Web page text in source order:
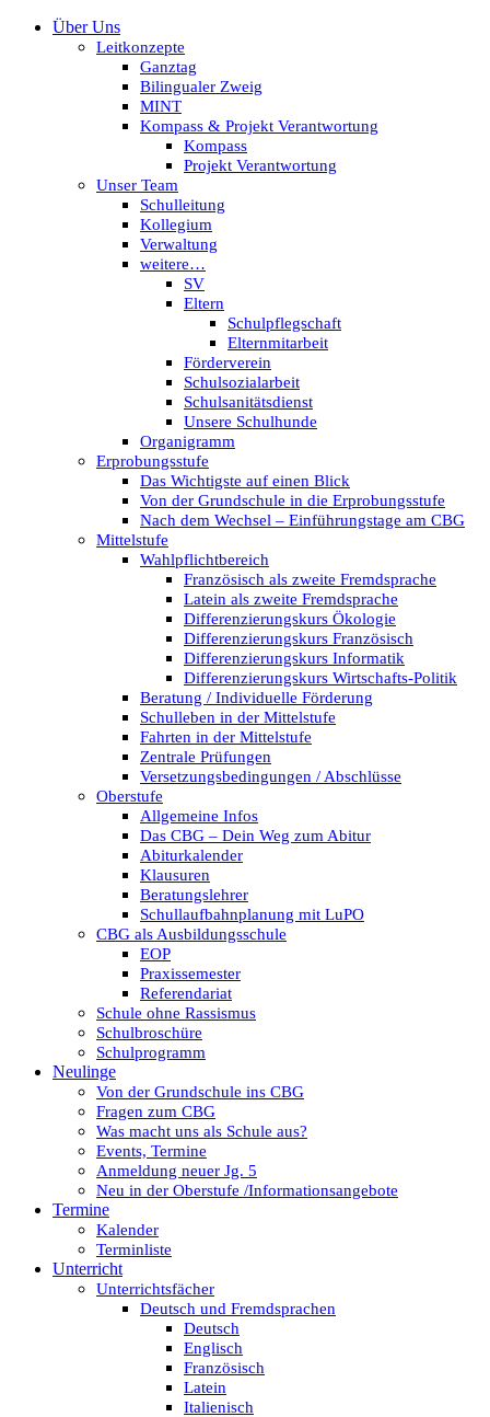
Über Uns
Leitkonzepte
Ganztag
Bilingualer Zweig
MINT
Kompass & Projekt Verantwortung
Kompass
Projekt Verantwortung
Unser Team
Schulleitung
Kollegium
Verwaltung
weitere…
SV
Eltern
Schulpflegschaft
Elternmitarbeit
Förderverein
Schulsozialarbeit
Schulsanitätsdienst
Unsere Schulhunde
Organigramm
Erprobungsstufe
Das Wichtigste auf einen Blick
Von der Grundschule in die Erprobungsstufe
Nach dem Wechsel – Einführungstage am CBG
Mittelstufe
Wahlpflichtbereich
Französisch als zweite Fremdsprache
Latein als zweite Fremdsprache
Differenzierungskurs Ökologie
Differenzierungskurs Französisch
Differenzierungskurs Informatik
Differenzierungskurs Wirtschafts-Politik
Beratung / Individuelle Förderung
Schulleben in der Mittelstufe
Fahrten in der Mittelstufe
Zentrale Prüfungen
Versetzungsbedingungen / Abschlüsse
Oberstufe
Allgemeine Infos
Das CBG – Dein Weg zum Abitur
Abiturkalender
Klausuren
Beratungslehrer
Schullaufbahnplanung mit LuPO
CBG als Ausbildungsschule
EOP
Praxissemester
Referendariat
Schule ohne Rassismus
Schulbroschüre
Schulprogramm
Neulinge
Von der Grundschule ins CBG
Fragen zum CBG
Was macht uns als Schule aus?
Events, Termine
Anmeldung neuer Jg. 5
Neu in der Oberstufe /Informationsangebote
Termine
Kalender
Terminliste
Unterricht
Unterrichtsfächer
Deutsch und Fremdsprachen
Deutsch
Englisch
Französisch
Latein
Italienisch